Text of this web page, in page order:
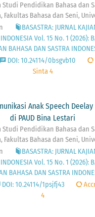
Studi Pendidikan Bahasa dan
Fakultas Bahasa dan Seni,
BASASTRA: JURNAL
Vol. 15 No. 1 (2026):
BAHASA DAN SASTRA
DOI: 10.24114/0bsgvb10
Sinta 4
Anak Speech Deelay
di PAUD Bina Lestari
Studi Pendidikan Bahasa dan
Fakultas Bahasa dan Seni,
BASASTRA: JURNAL
Vol. 15 No. 1 (2026):
BAHASA DAN SASTRA
DOI: 10.24114/1psjfj43
4